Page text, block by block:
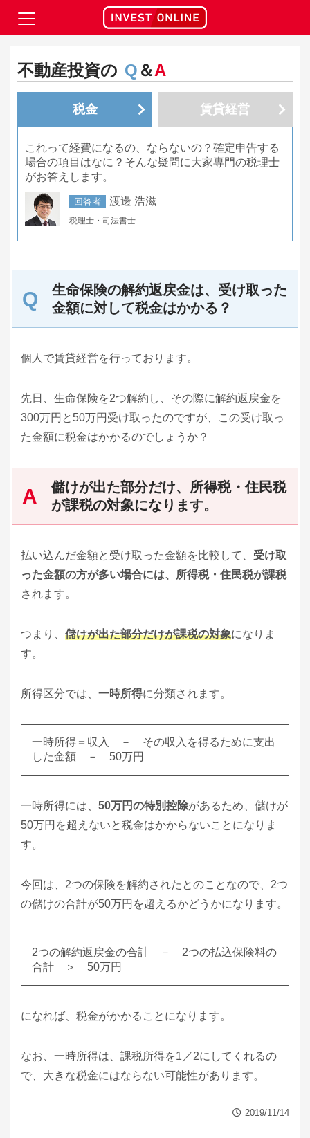
不動産投資の Q ＆A
税金 賃貸経営
これって経費になるの、ならないの？確定申告する
場合の項目はなに？そんな疑問に大家専門の税理士
がお答えします。
回答者 渡邊 浩滋
税理士・司法書士
生命保険の解約返戻金は、受け取った
金額に対して税金はかかる？
個人で賃貸経営を行っております。
先日、生命保険を2つ解約し、その際に解約返戻金を
300万円と50万円受け取ったのですが、この受け取っ
た金額に税金はかかるのでしょうか？
儲けが出た部分だけ、所得税・住民税
が課税の対象になります。
払い込んだ金額と受け取った金額を比較して、 受け取
った金額の方が多い場合には、所得税・住民税が課税
されます。
つまり、 儲けが出た部分だけが課税の対象になりま
す。
所得区分では、 一時所得に分類されます。
一時所得＝収入 － その収入を得るために支出
した金額 － 50万円
一時所得には、 50万円の特別控除があるため、儲けが
50万円を超えないと税金はかからないことになりま
す。
今回は、2つの保険を解約されたとのことなので、2つ
の儲けの合計が50万円を超えるかどうかになります。
2つの解約返戻金の合計 － 2つの払込保険料の
合計 ＞ 50万円
になれば、税金がかかることになります。
なお、一時所得は、課税所得を1／2にしてくれるの
で、大きな税金にはならない可能性があります。
2019/11/14